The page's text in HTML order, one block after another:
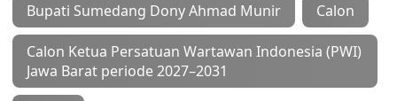
Bupati Sumedang Dony Ahmad Munir Calon
Calon Ketua Persatuan Wartawan Indonesia (PWI)
Jawa Barat periode 2027–2031